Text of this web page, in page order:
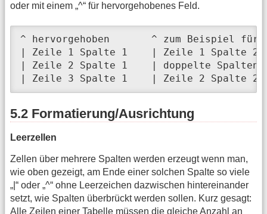
oder mit einem „^“ für hervorgehobenes Feld.
^ hervorgehoben       ^ zum
| Zeile 1 Spalte 1    | Zeile 1
| Zeile 2 Spalte 1    | doppelte
| Zeile 3 Spalte 1    | Zeile 2
5.2 Formatierung/Ausrichtung
Leerzellen
Zellen über mehrere Spalten werden erzeugt wenn man,
wie oben gezeigt, am Ende einer solchen Spalte so viele
„|“ oder „^“ ohne Leerzeichen dazwischen hintereinander
setzt, wie Spalten überbrückt werden sollen. Kurz gesagt:
Alle Zeilen einer Tabelle müssen die gleiche Anzahl an